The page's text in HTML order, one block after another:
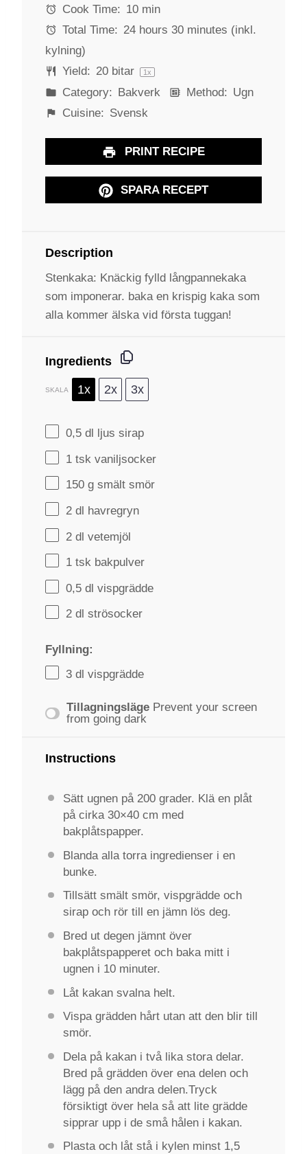
r
r
s
r
s
r
s
Cook Time: 10 min
Total Time: 24 hours 30 minutes (inkl.
kylning)
Yield: 20bitar 1x
Category: Bakverk Method: Ugn
Cuisine: Svensk
PRINT RECIPE
SPARA RECEPT
Description
Stenkaka: Knäckig fylld långpannekaka
som imponerar. baka en krispig kaka som
alla kommer älska vid första tuggan!
Ingredients
SKALA 1x 2x 3x
0,5 dl ljus sirap
1 tsk vaniljsocker
150 g smält smör
2 dl havregryn
2 dl vetemjöl
1 tsk bakpulver
0,5 dl vispgrädde
2 dl strösocker
Fyllning:
3 dl vispgrädde
Tillagningsläge Prevent your screen
from going dark
Instructions
Sätt ugnen på 200 grader. Klä en plåt
på cirka 30×40 cm med
bakplåtspapper.
Blanda alla torra ingredienser i en
bunke.
Tillsätt smält smör, vispgrädde och
sirap och rör till en jämn lös deg.
Bred ut degen jämnt över
bakplåtspapperet och baka mitt i
ugnen i 10 minuter.
Låt kakan svalna helt.
Vispa grädden hårt utan att den blir till
smör.
Dela på kakan i två lika stora delar.
Bred på grädden över ena delen och
lägg på den andra delen.Tryck
försiktigt över hela så att lite grädde
sipprar upp i de små hålen i kakan.
Plasta och låt stå i kylen minst 1,5